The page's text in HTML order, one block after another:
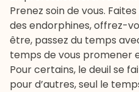
Prenez soin de vous.
des endorphines, offrez-
être, passez du temps
temps de vous promener
Pour certains, le deuil se
pour d’autres, seul le